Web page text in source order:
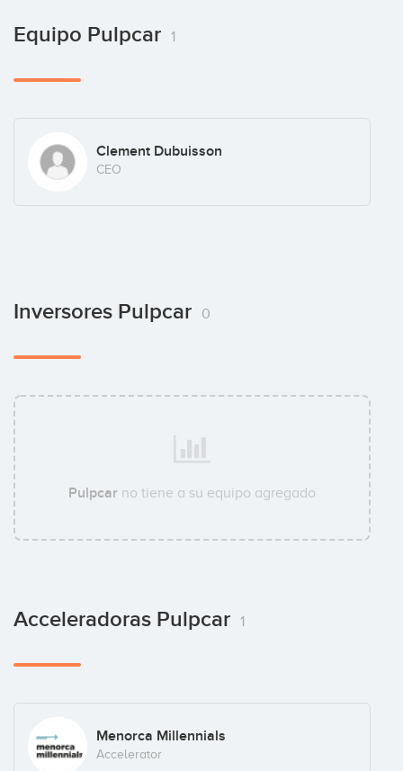
Equipo Pulpcar 1
Clement Dubuisson
CEO
Inversores Pulpcar 0
Pulpcar no tiene a su equipo agregado
Acceleradoras Pulpcar 1
Menorca Millennials
Accelerator